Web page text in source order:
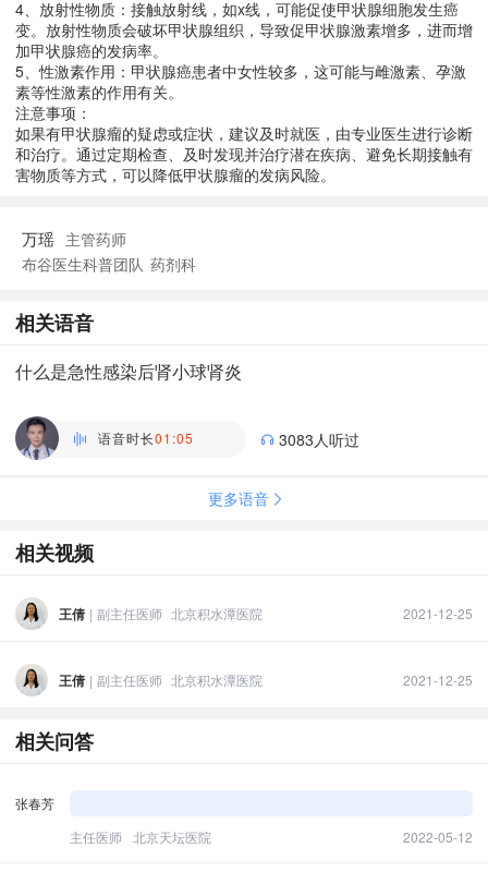
4、放射性物质：接触放射线，如x线，可能促使甲状腺细胞发生癌
变。放射性物质会破坏甲状腺组织，导致促甲状腺激素增多，进而增
加甲状腺癌的发病率。
5、性激素作用：甲状腺癌患者中女性较多，这可能与雌激素、孕激
素等性激素的作用有关。
注意事项：
如果有甲状腺瘤的疑虑或症状，建议及时就医，由专业医生进行诊断
和治疗。通过定期检查、及时发现并治疗潜在疾病、避免长期接触有
害物质等方式，可以降低甲状腺瘤的发病风险。
万瑶 主管药师
布谷医生科普团队 药剂科
相关语音
什么是急性感染后肾小球肾炎
副主任医师 | 全科 深圳市宝安区人民医院
语音时长01:05 3083人听过
更多语音
相关视频
王倩 | 副主任医师 北京积水潭医院 2021-12-25
王倩 | 副主任医师 北京积水潭医院 2021-12-25
相关问答
张春芳
主任医师 北京天坛医院 2022-05-12